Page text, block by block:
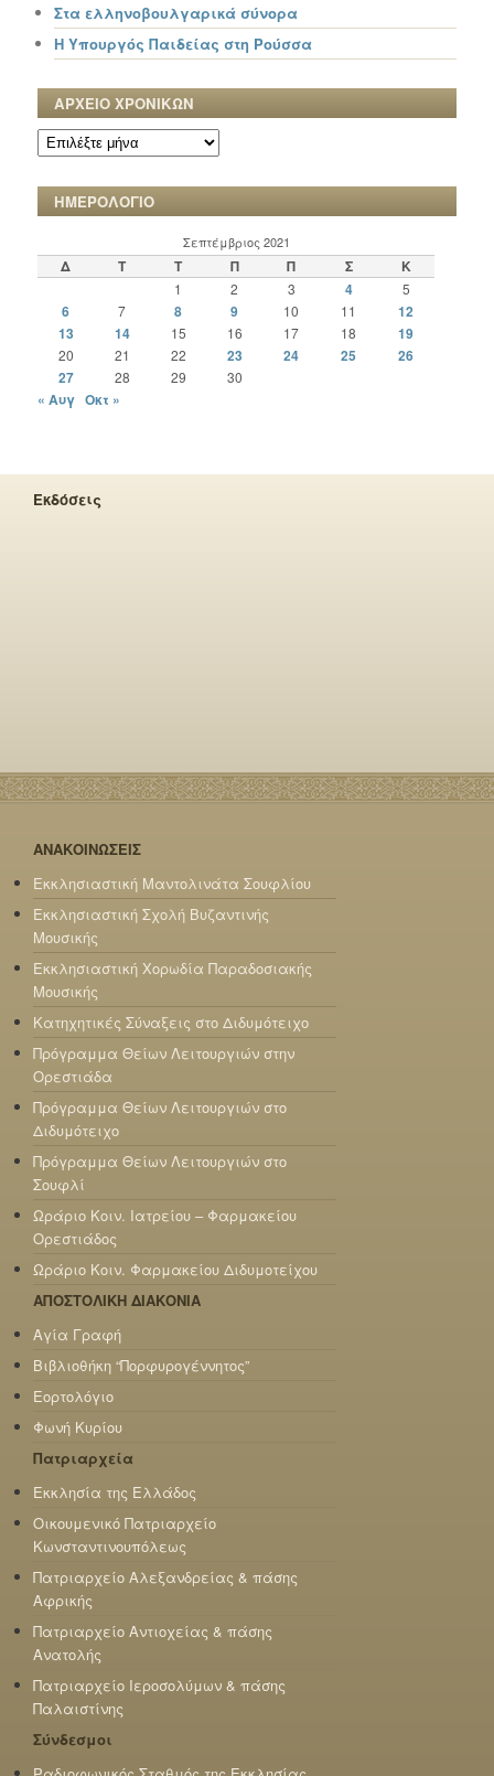
Στα ελληνοβουλγαρικά σύνορα
Η Υπουργός Παιδείας στη Ρούσσα
ΑΡΧΕΙΟ ΧΡΟΝΙΚΩΝ
ΑΡΧΕΙΟ
ΧΡΟΝΙΚΩΝ
ΗΜΕΡΟΛΟΓΙΟ
Σεπτέμβριος 2021
Δ Τ Τ Π Π Σ Κ
1 2 3 4 5
6 7 8 9 10 11
12
13
14 15 16 17 18 19
20 21 22 23 24 25
26
27
28 29 30
« Αυγ Οκτ »
Εκδόσεις
ΑΝΑΚΟΙΝΩΣΕΙΣ
Εκκλησιαστική Μαντολινάτα Σουφλίου
Εκκλησιαστική Σχολή Βυζαντινής
Μουσικής
Εκκλησιαστική Χορωδία Παραδοσιακής
Μουσικής
Κατηχητικές Σύναξεις στο Διδυμότειχο
Πρόγραμμα Θείων Λειτουργιών στην
Ορεστιάδα
Πρόγραμμα Θείων Λειτουργιών στο
Διδυμότειχο
Πρόγραμμα Θείων Λειτουργιών στο
Σουφλί
Ωράριο Κοιν. Ιατρείου – Φαρμακείου
Ορεστιάδος
Ωράριο Κοιν. Φαρμακείου Διδυμοτείχου
ΑΠΟΣΤΟΛΙΚΗ ΔΙΑΚΟΝΙΑ
Αγία Γραφή
Βιβλιοθήκη “Πορφυρογέννητος”
Εορτολόγιο
Φωνή Κυρίου
Πατριαρχεία
Εκκλησία της Ελλάδος
Οικουμενικό Πατριαρχείο
Κωνσταντινουπόλεως
Πατριαρχείο Αλεξανδρείας & πάσης
Αφρικής
Πατριαρχείο Αντιοχείας & πάσης
Ανατολής
Πατριαρχείο Ιεροσολύμων & πάσης
Παλαιστίνης
Σύνδεσμοι